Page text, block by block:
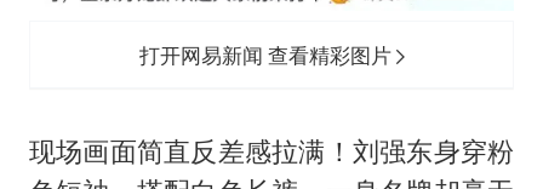
打开网易新闻 查看精彩图片
现场画面简直反差感拉满！刘强东身穿粉